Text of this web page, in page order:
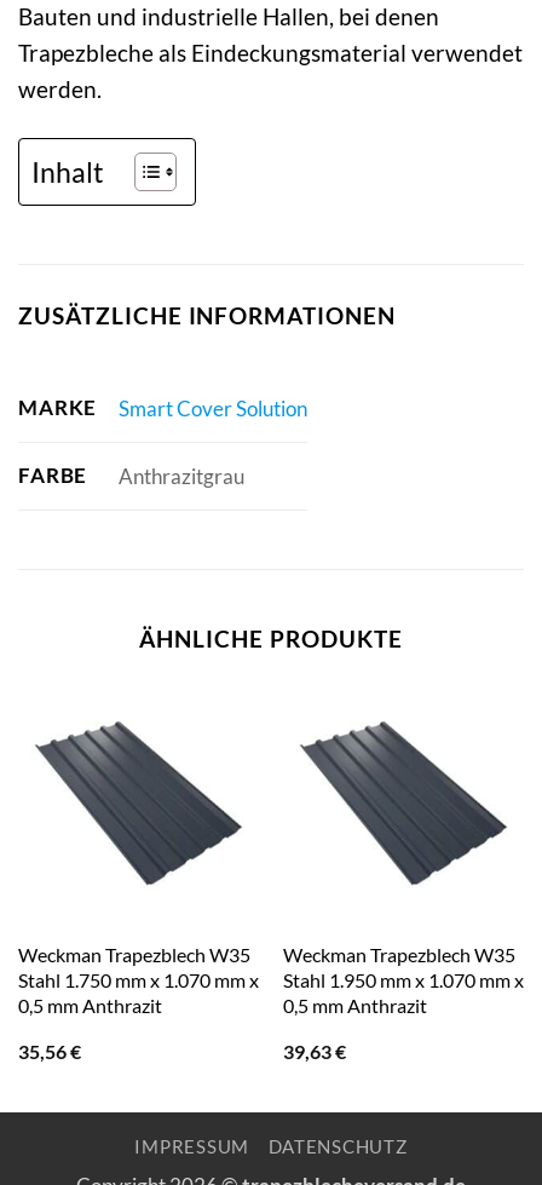
Bauten und industrielle Hallen, bei denen
Trapezbleche als Eindeckungsmaterial verwendet
werden.
Inhalt
ZUSÄTZLICHE INFORMATIONEN
MARKE Smart Cover Solution
FARBE Anthrazitgrau
ÄHNLICHE PRODUKTE
Weckman Trapezblech W35
Stahl 1.750 mm x 1.070 mm x
0,5 mm Anthrazit
35,56€
Weckman Trapezblech W35
Stahl 1.950 mm x 1.070 mm x
0,5 mm Anthrazit
39,63€
IMPRESSUM DATENSCHUTZ